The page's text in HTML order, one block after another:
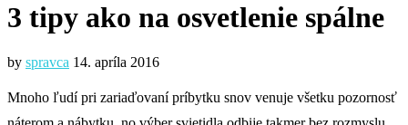
3 tipy ako na osvetlenie spálne
by spravca 14. apríla 2016
Mnoho ľudí pri zariaďovaní príbytku snov venuje všetku pozornosť